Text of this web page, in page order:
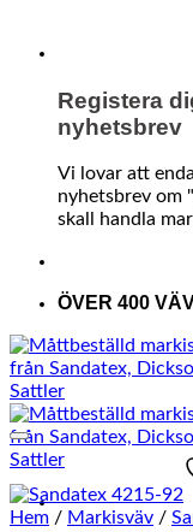
Registera
nyhetsbrev
Vi lovar att
nyhetsbrev om
skall handla
ÖVER 400
Hem / Markisväv /